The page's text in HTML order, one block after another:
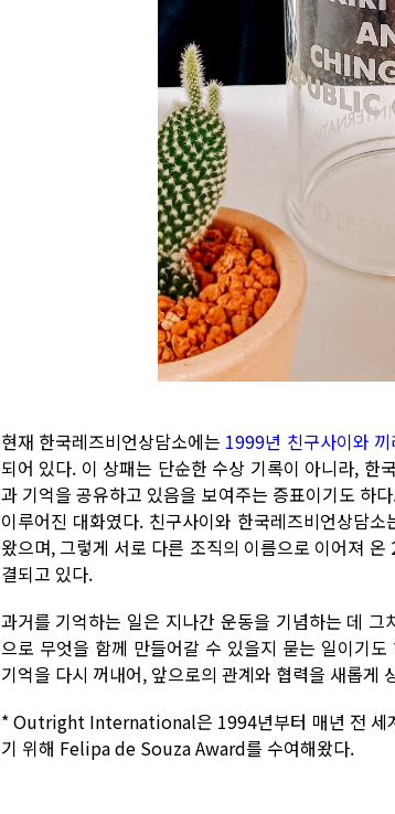
현재 한국레즈비언상담소에는 1999년 친구사이와
되어 있다. 이 상패는 단순한 수상 기록이 아니라, 한
과 기억을 공유하고 있음을 보여주는 증표이기도 하
이루어진 대화였다. 친구사이와 한국레즈비언상담
왔으며, 그렇게 서로 다른 조직의 이름으로 이어져
결되고 있다.
과거를 기억하는 일은 지나간 운동을 기념하는 데
으로 무엇을 함께 만들어갈 수 있을지 묻는 일이기
기억을 다시 꺼내어, 앞으로의 관계와 협력을 새롭게
* Outright International은 1994년부터 매년 전 세
기 위해 Felipa de Souza Award를 수여해왔다.